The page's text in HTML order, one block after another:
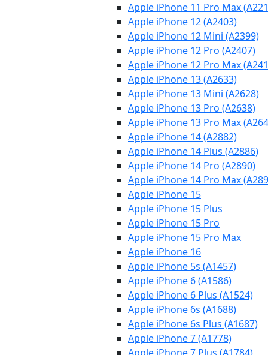
Apple iPhone 11 Pro Max
Apple iPhone 12 (A2403)
Apple iPhone 12 Mini (A2399)
Apple iPhone 12 Pro (A2407)
Apple iPhone 12 Pro Max
Apple iPhone 13 (A2633)
Apple iPhone 13 Mini (A2628)
Apple iPhone 13 Pro (A2638)
Apple iPhone 13 Pro Max
Apple iPhone 14 (A2882)
Apple iPhone 14 Plus (A2886)
Apple iPhone 14 Pro (A2890)
Apple iPhone 14 Pro Max
Apple iPhone 15
Apple iPhone 15 Plus
Apple iPhone 15 Pro
Apple iPhone 15 Pro Max
Apple iPhone 16
Apple iPhone 5s (A1457)
Apple iPhone 6 (A1586)
Apple iPhone 6 Plus (A1524)
Apple iPhone 6s (A1688)
Apple iPhone 6s Plus (A1687)
Apple iPhone 7 (A1778)